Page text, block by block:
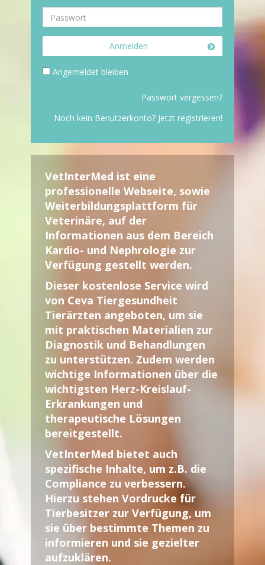
Anmelden
Angemeldet bleiben
Passwort vergessen?
Noch kein Benutzerkonto? Jetzt registrieren!
VetInterMed ist eine
professionelle Webseite, sowie
Weiterbildungsplattform für
Veterinäre, auf der
Informationen aus dem Bereich
Kardio- und Nephrologie zur
Verfügung gestellt werden.
Dieser kostenlose Service wird
von Ceva Tiergesundheit
Tierärzten angeboten, um sie
mit praktischen Materialien zur
Diagnostik und Behandlungen
zu unterstützen. Zudem werden
wichtige Informationen über die
wichtigsten Herz-Kreislauf-
Erkrankungen und
therapeutische Lösungen
bereitgestellt.
VetInterMed bietet auch
spezifische Inhalte, um z.B. die
Compliance zu verbessern.
Hierzu stehen Vordrucke für
Tierbesitzer zur Verfügung, um
sie über bestimmte Themen zu
informieren und sie gezielter
aufzuklären.